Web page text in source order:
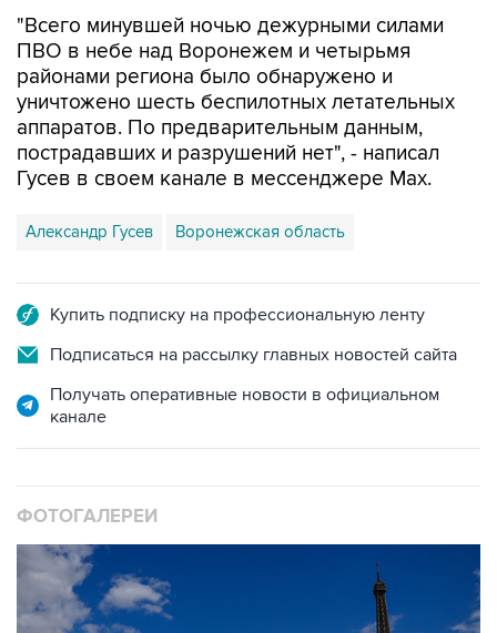
"Всего минувшей ночью дежурными силами
ПВО в небе над Воронежем и четырьмя
районами региона было обнаружено и
уничтожено шесть беспилотных летательных
аппаратов. По предварительным данным,
пострадавших и разрушений нет", - написал
Гусев в своем канале в мессенджере Max.
Александр Гусев Воронежская область
Купить подписку на профессиональную ленту
Подписаться на рассылку главных новостей сайта
Получать оперативные новости в официальном
канале
ФОТОГАЛЕРЕИ